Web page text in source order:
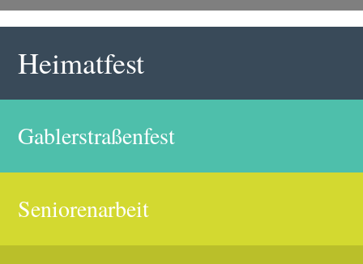
Heimatfest
Gablerstraßenfest
Seniorenarbeit